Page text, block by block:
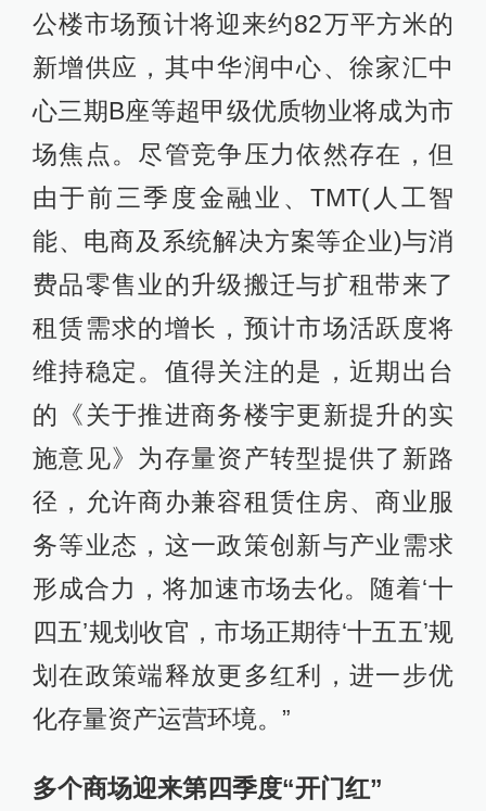
公楼市场预计将迎来约82万平方米的
新增供应，其中华润中心、徐家汇中
心三期B座等超甲级优质物业将成为市
场焦点。尽管竞争压力依然存在，但
由于前三季度金融业、TMT(人工智
能、电商及系统解决方案等企业)与消
费品零售业的升级搬迁与扩租带来了
租赁需求的增长，预计市场活跃度将
维持稳定。值得关注的是，近期出台
的《关于推进商务楼宇更新提升的实
施意见》为存量资产转型提供了新路
径，允许商办兼容租赁住房、商业服
务等业态，这一政策创新与产业需求
形成合力，将加速市场去化。随着‘十
四五’规划收官，市场正期待‘十五五’规
划在政策端释放更多红利，进一步优
化存量资产运营环境。”
多个商场迎来第四季度“开门红”